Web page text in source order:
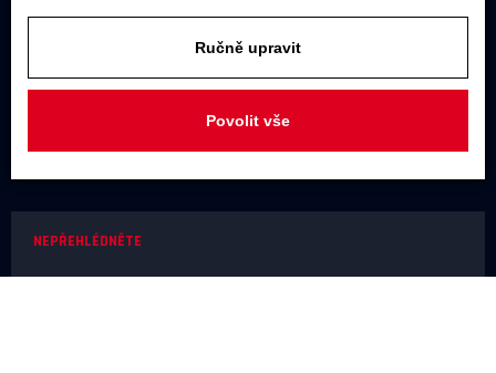
Ručně upravit
Povolit vše
U Továren 261/27, 102 00 Praha 10,
JAKÝKOLIV DOTAZ
+420 731 488 859 (9:00 - 17:00)
info@rodel-audio.cz
NEPŘEHLÉDNĚTE
Naše realizace